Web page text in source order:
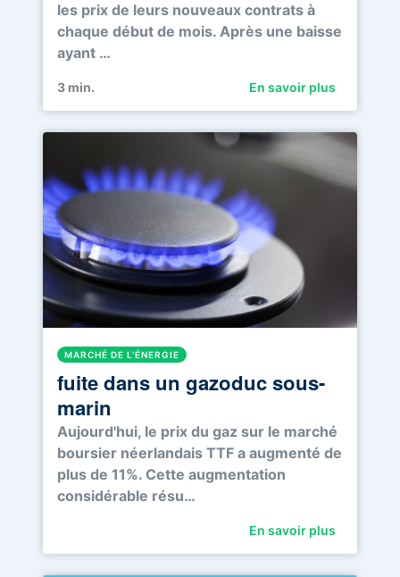
les prix de leurs nouveaux contrats à
chaque début de mois. Après une baisse
ayant …
3 min. En savoir plus
MARCHÉ DE L'ÉNERGIE
fuite dans un gazoduc sous-
marin
Aujourd'hui, le prix du gaz sur le marché
boursier néerlandais TTF a augmenté de
plus de 11%. Cette augmentation
considérable résu…
En savoir plus